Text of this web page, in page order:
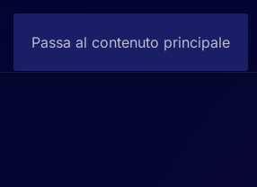
Passa al contenuto principale